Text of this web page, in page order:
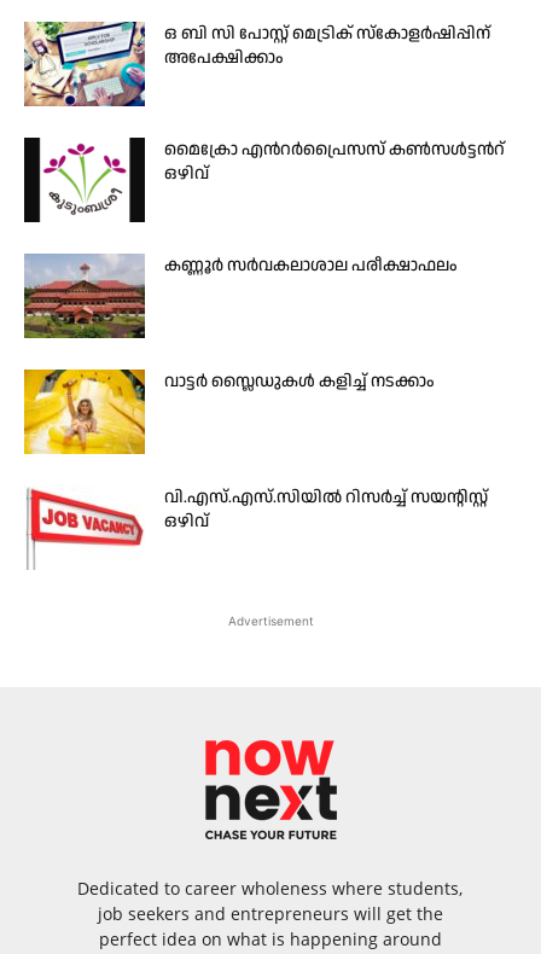
ഒ ബി സി പോസ്റ്റ് മെട്രിക് സ്‌കോളര്‍ഷിപ്പിന്
അപേക്ഷിക്കാം
മൈക്രോ എൻറർപ്രൈസസ് കൺസൾട്ടൻറ്
ഒഴിവ്
കണ്ണൂർ സർവകലാശാല പരീക്ഷാഫലം
വാട്ടർ സ്ലൈഡുകൾ കളിച്ച് നടക്കാം
വി.എസ്.എസ്.സിയിൽ റിസർച്ച് സയന്റിസ്റ്റ്
ഒഴിവ്
Advertisement
Dedicated to career wholeness where students,
job seekers and entrepreneurs will get the
perfect idea on what is happening around